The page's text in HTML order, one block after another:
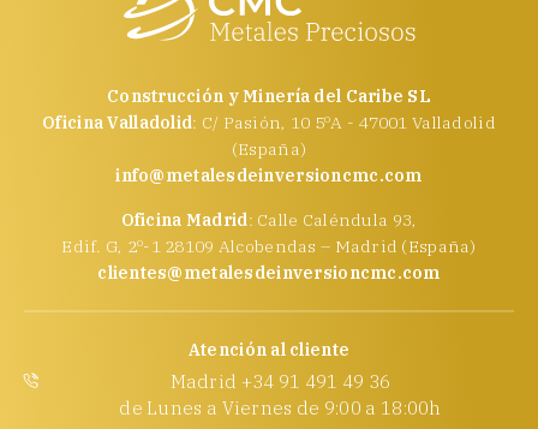
Construcción y Minería del Caribe SL
Oficina Valladolid: C/ Pasión, 10 5ºA - 47001 Valladolid
(España)
info@metalesdeinversioncmc.com
Oficina Madrid: Calle Caléndula 93,
Edif. G, 2º-1 28109 Alcobendas – Madrid (España)
clientes@metalesdeinversioncmc.com
Atención al cliente
Madrid +34 91 491 49 36
de Lunes a Viernes de 9:00 a 18:00h